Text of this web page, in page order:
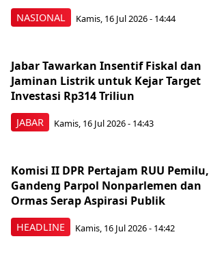
NASIONAL Kamis, 16 Jul 2026 - 14:44
JABAR
Jabar Tawarkan Insentif Fiskal dan
Jaminan Listrik untuk Kejar Target
Investasi Rp314 Triliun
Kamis, 16 Jul 2026 - 14:43
HEADLINE
Komisi II DPR Pertajam RUU Pemilu,
Gandeng Parpol Nonparlemen dan
Ormas Serap Aspirasi Publik
Kamis, 16 Jul 2026 - 14:42